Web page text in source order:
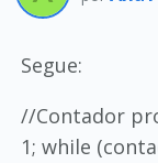
Segue:
//Contador
1; while